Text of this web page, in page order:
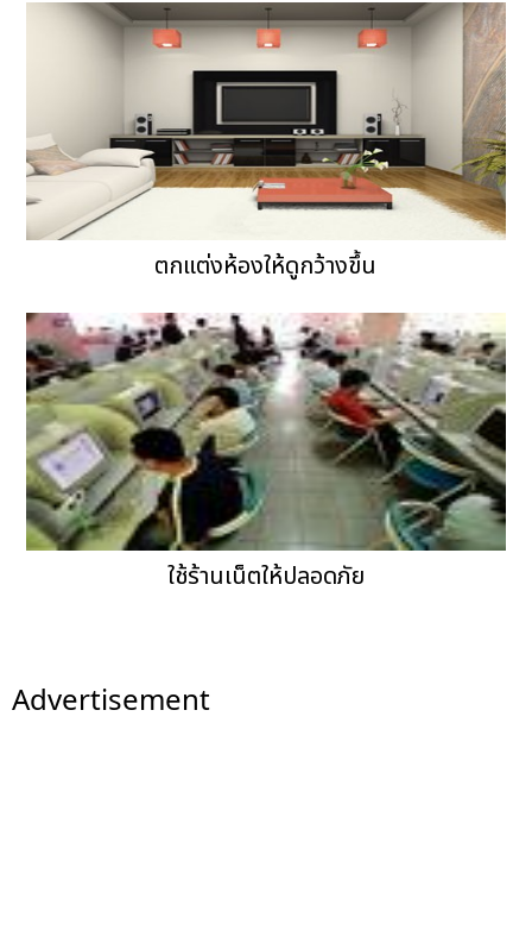
ตกแต่งห้องให้ดูกว้างขึ้น
ใช้ร้านเน็ตให้ปลอดภัย
Advertisement